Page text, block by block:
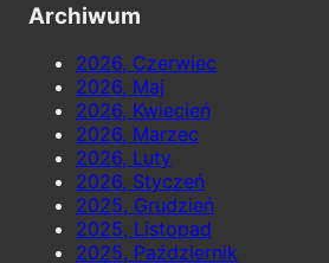
Archiwum
2026, Czerwiec
2026, Maj
2026, Kwiecień
2026, Marzec
2026, Luty
2026, Styczeń
2025, Grudzień
2025, Listopad
2025, Październik